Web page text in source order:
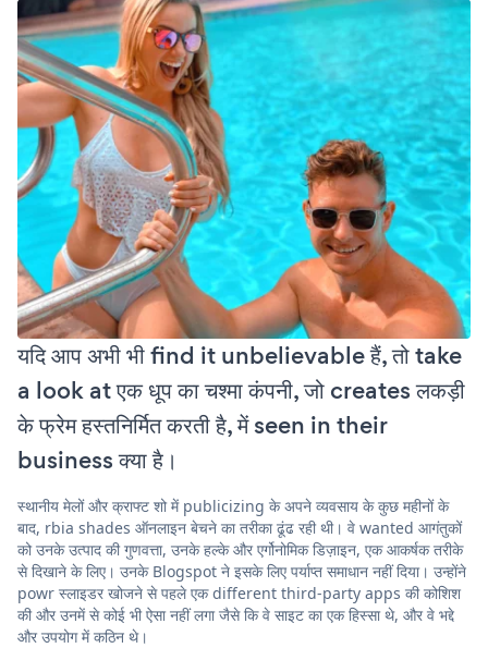
यदि आप अभी भी find it unbelievable हैं, तो take
a look at एक धूप का चश्मा कंपनी, जो creates लकड़ी
के फ्रेम हस्तनिर्मित करती है, में seen in their
business क्या है।
स्थानीय मेलों और क्राफ्ट शो में publicizing के अपने व्यवसाय के कुछ महीनों के
बाद, rbia shades ऑनलाइन बेचने का तरीका ढूंढ रही थी। वे wanted आगंतुकों
को उनके उत्पाद की गुणवत्ता, उनके हल्के और एर्गोनोमिक डिज़ाइन, एक आकर्षक तरीके
से दिखाने के लिए। उनके Blogspot ने इसके लिए पर्याप्त समाधान नहीं दिया। उन्होंने
powr स्लाइडर खोजने से पहले एक different third-party apps की कोशिश
की और उनमें से कोई भी ऐसा नहीं लगा जैसे कि वे साइट का एक हिस्सा थे, और वे भद्दे
और उपयोग में कठिन थे।